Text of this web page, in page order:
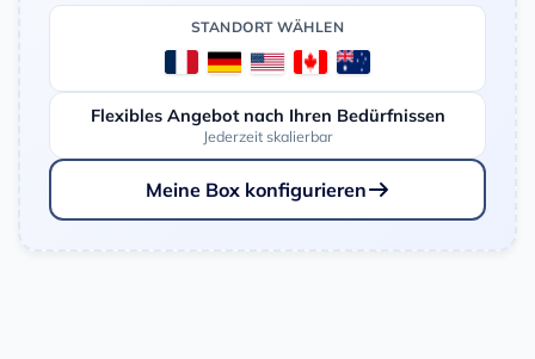
STANDORT WÄHLEN
Flexibles Angebot nach Ihren Bedürfnissen
Jederzeit skalierbar
Meine Box konfigurieren